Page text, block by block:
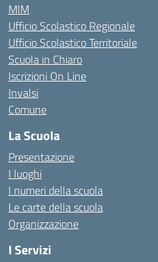
MIM
Ufficio Scolastico Regionale
Ufficio Scolastico Territoriale
Scuola in Chiaro
Iscrizioni On Line
Invalsi
Comune
La Scuola
Presentazione
I luoghi
I numeri della scuola
Le carte della scuola
Organizzazione
I Servizi